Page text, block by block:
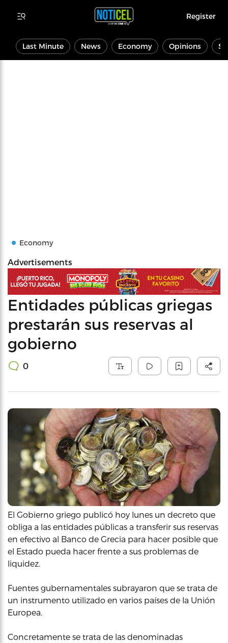
Register
Last Minute News Economy Opinions
Economy
Advertisements
Entidades públicas griegas
prestarán sus reservas al
gobierno
0
El Gobierno griego publicó hoy lunes un decreto que
obliga a las entidades públicas a transferir sus reservas
en efectivo al Banco de Grecia para hacer posible que
el Estado pueda hacer frente a sus problemas de
liquidez.
Fuentes gubernamentales subrayaron que se trata de
un instrumento utilizado en varios países de la Unión
Europea.
Concretamente se trata de las denominadas